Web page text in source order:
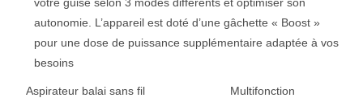
autonomie. L’appareil est doté d’une gâchette « Boost »
pour une dose de puissance supplémentaire adaptée à vos
besoins
Aspirateur balai sans fil Multifonction